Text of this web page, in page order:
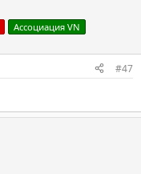
Ассоциация VN
#47